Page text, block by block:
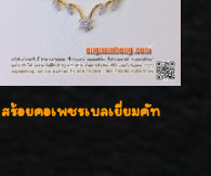
สร้อยคอเพชรเบลเยี่ยมคัท